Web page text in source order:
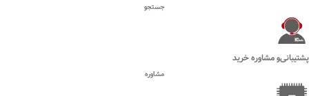
جستجو
پشتیبانی‌و مشاوره خرید
مشاوره